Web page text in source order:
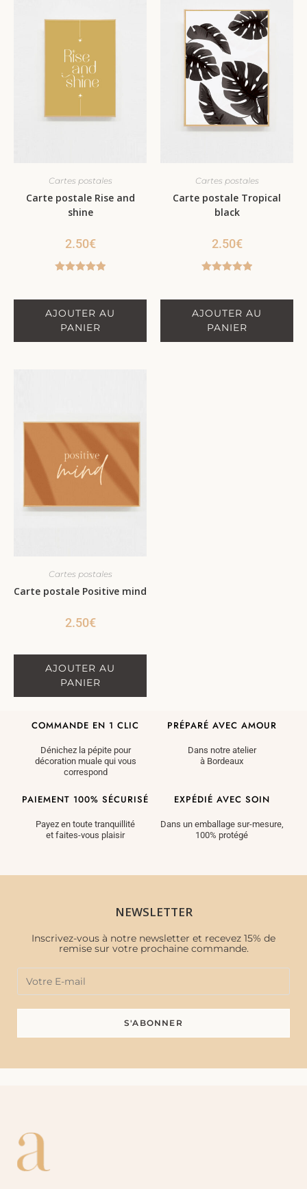
Cartes postales
Carte postale Rise and
shine
2.50€
AJOUTER AU
PANIER
Cartes postales
Carte postale Tropical
black
2.50€
AJOUTER AU
PANIER
Cartes postales
Carte postale Positive mind
2.50€
AJOUTER AU
PANIER
COMMANDE EN 1 CLIC
Dénichez la pépite pour
décoration muale qui vous
correspond
PRÉPARÉ AVEC AMOUR
Dans notre atelier
à Bordeaux
PAIEMENT 100% SÉCURISÉ
Payez en toute tranquillité
et faites-vous plaisir
EXPÉDIÉ AVEC SOIN
Dans un emballage sur-mesure,
100% protégé
NEWSLETTER
Inscrivez-vous à notre newsletter et recevez 15% de
remise sur votre prochaine commande.